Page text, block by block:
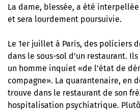
La dame, blessée, a été interpellée
et sera lourdement poursuivie.
Le 1er juillet à Paris, des policiers
dans le sous-sol d’un restaurant.
un homme inquiet «de l’état de
compagne». La quarantenaire, en
trouve dans le restaurant de son
hospitalisation psychiatrique.